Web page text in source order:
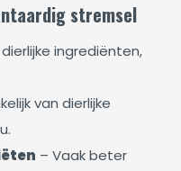
stremsel
ingrediënten,
van dierlijke
– Vaak beter